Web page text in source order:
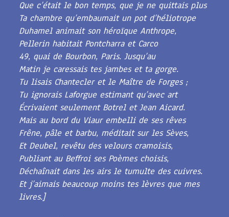
Que c’était le bon temps, que je ne quittais plus
Ta chambre qu’embaumait un pot d’héliotrope
Duhamel animait son héroïque Anthrope,
Pellerin habitait Pontcharra et Carco
49, quai de Bourbon, Paris. Jusqu’au
Matin je caressais tes jambes et ta gorge.
Tu lisais Chantecler et le Maître de Forges ;
Tu ignorais Laforgue estimant qu’avec art
Écrivaient seulement Botrel et Jean Aicard.
Mais au bord du Viaur embelli de ses rêves
Frêne, pâle et barbu, méditait sur les Sèves,
Et Deubel, revêtu des velours cramoisis,
Publiant au Beffroi ses Poèmes choisis,
Déchaînait dans les airs le tumulte des cuivres.
Et j’aimais beaucoup moins tes lèvres que mes
livres.]